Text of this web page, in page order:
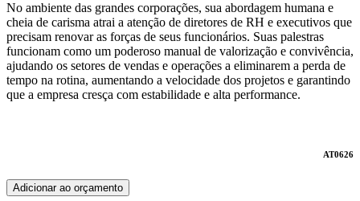
No ambiente das grandes corporações, sua abordagem humana e
cheia de carisma atrai a atenção de diretores de RH e executivos que
precisam renovar as forças de seus funcionários. Suas palestras
funcionam como um poderoso manual de valorização e convivência,
ajudando os setores de vendas e operações a eliminarem a perda de
tempo na rotina, aumentando a velocidade dos projetos e garantindo
que a empresa cresça com estabilidade e alta performance.
AT0626
Adicionar ao orçamento